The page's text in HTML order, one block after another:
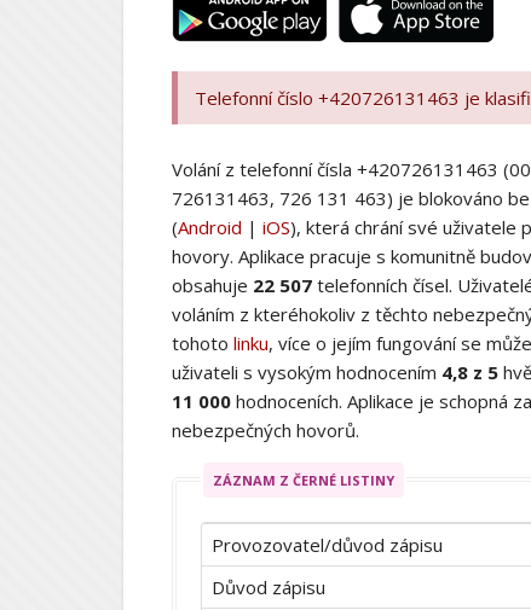
Telefonní číslo +420726131463 je
Volání z telefonní čísla +420726131463
726131463, 726 131 463) je blokováno
(Android | iOS), která chrání své uživatele
hovory. Aplikace pracuje s komunitně
obsahuje 22 507 telefonních čísel.
voláním z kteréhokoliv z těchto
tohoto linku, více o jejím fungování se
uživateli s vysokým hodnocením 4,8 z 5
11 000 hodnoceních. Aplikace je schopná
nebezpečných hovorů.
ZÁZNAM Z ČERNÉ LISTINY
Provozovatel/důvod zápisu
Důvod zápisu